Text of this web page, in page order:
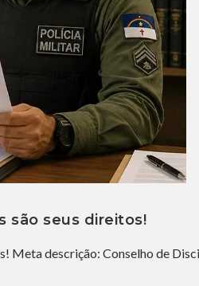
são seus direitos!
Meta descrição: Conselho de